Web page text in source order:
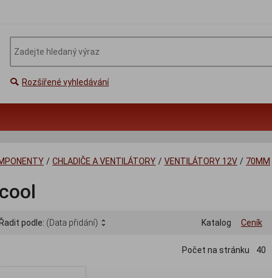
Rozšířené vyhledávání
/ CHLADIČE A VENTILÁTORY / VENTILÁTORY 12V / 70MM
Řadit podle: (Data přidání) Katalog Ceník
Počet na stránku 40